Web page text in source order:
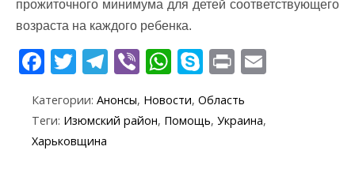
прожиточного минимума для детей соответствующего
возраста на каждого ребенка.
F
e
b
T
itt
er
T
e
gr
Vi
er
W
at
S
k
y
p
Pr
t
Категории: Анонсы, Новости, Область
Теги: Изюмский район, Помощь, Украина,
Харьковщина